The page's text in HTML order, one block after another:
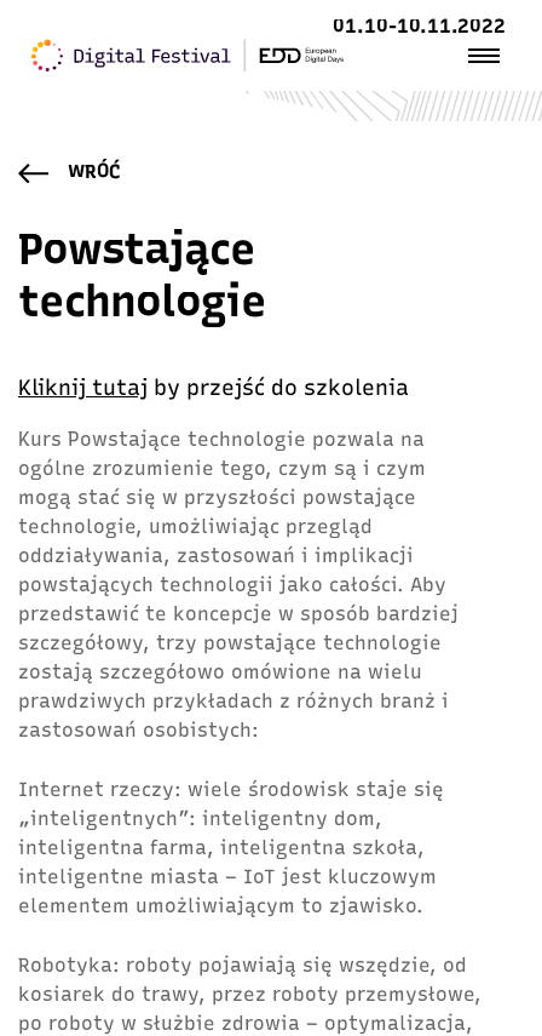
01.10-10.11.2022
WRÓĆ
Powstające
technologie
Kliknij tutaj by przejść do szkolenia
Kurs Powstające technologie pozwala na
ogólne zrozumienie tego, czym są i czym
mogą stać się w przyszłości powstające
technologie, umożliwiając przegląd
oddziaływania, zastosowań i implikacji
powstających technologii jako całości. Aby
przedstawić te koncepcje w sposób bardziej
szczegółowy, trzy powstające technologie
zostają szczegółowo omówione na wielu
prawdziwych przykładach z różnych branż i
zastosowań osobistych:
Internet rzeczy: wiele środowisk staje się
„inteligentnych”: inteligentny dom,
inteligentna farma, inteligentna szkoła,
inteligentne miasta – IoT jest kluczowym
elementem umożliwiającym to zjawisko.
Robotyka: roboty pojawiają się wszędzie, od
kosiarek do trawy, przez roboty przemysłowe,
po roboty w służbie zdrowia – optymalizacja,